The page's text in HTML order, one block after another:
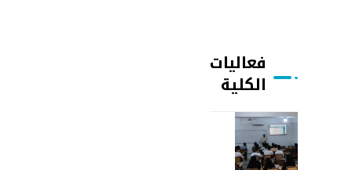
فعاليات
الكلية